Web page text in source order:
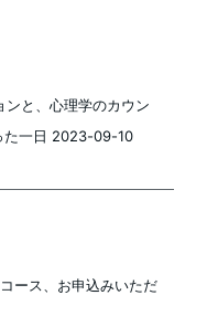
と、心理学のカウン
た一日 2023-09-10
ース、お申込みいただ